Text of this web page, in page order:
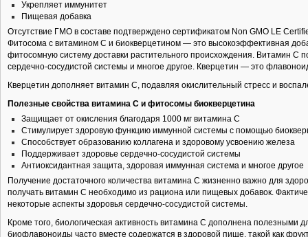
Укрепляет иммунитет
Пищевая добавка
Отсутствие ГМО в составе подтверждено сертификатом Non GMO LE
Фитосома с витамином C и биокверцетином — это высокоэффективная
фитосомную систему доставки растительного происхождения. Витамин C
сердечно-сосудистой системы и многое другое. Кверцетин — это
Кверцетин дополняет витамин C, подавляя окислительный стресс и
Полезные свойства витамина С и фитосомы биокверцетина
Защищает от окисления благодаря 1000 мг витамина C
Стимулирует здоровую функцию иммунной системы с помощью
Способствует образованию коллагена и здоровому усвоению железа
Поддерживает здоровье сердечно-сосудистой системы
Антиоксидантная защита, здоровая иммунная система и многое другое
Получение достаточного количества витамина C жизненно важно для
получать витамин C необходимо из рациона или пищевых добавок.
некоторые аспекты здоровья сердечно-сосудистой системы.
Кроме того, биологическая активность витамина C дополнена
биофлавоноиды часто вместе содержатся в здоровой пище, такой как